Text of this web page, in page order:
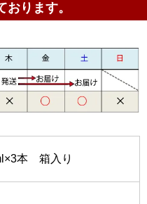
ります。
本 箱入り